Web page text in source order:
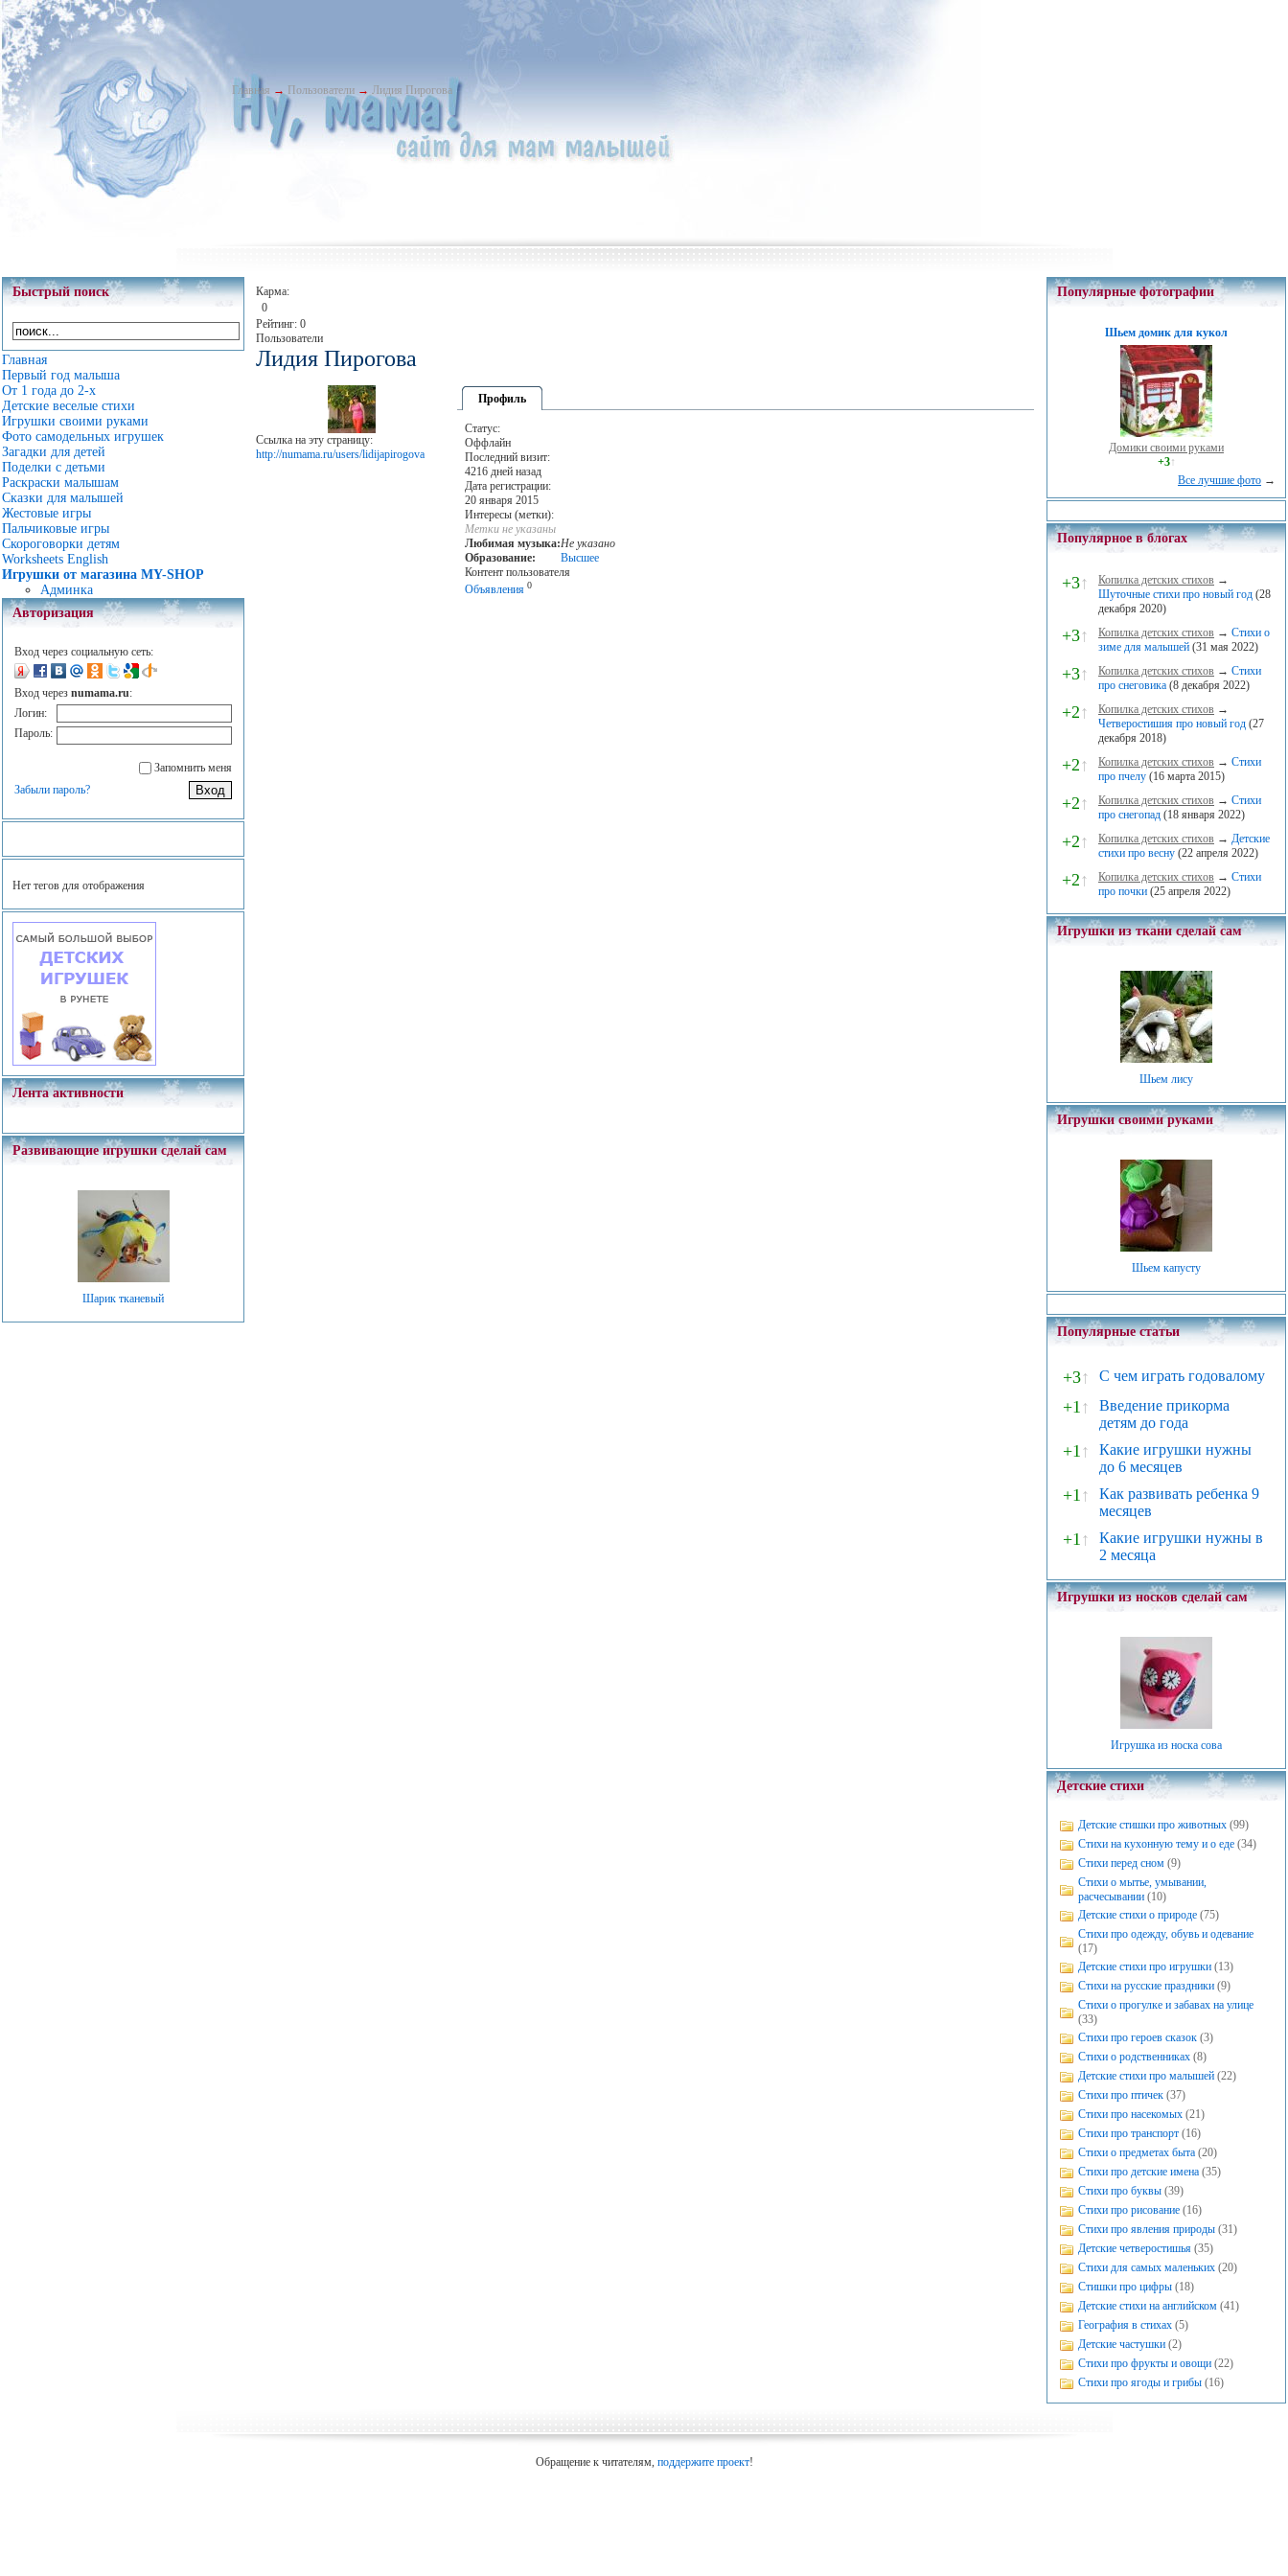
Главная → Пользователи → Лидия Пирогова
Быстрый поиск
Главная
Первый год малыша
От 1 года до 2-х
Детские веселые стихи
Игрушки своими руками
Фото самодельных игрушек
Загадки для детей
Поделки с детьми
Раскраски малышам
Сказки для малышей
Жестовые игры
Пальчиковые игры
Скороговорки детям
Worksheets English
Игрушки от магазина MY-SHOP
Админка
Авторизация
Вход через социальную сеть:
Вход через numama.ru:
Логин:
Пароль:
Запомнить меня
Забыли пароль?
Нет тегов для отображения
Лента активности
Развивающие игрушки сделай сам
Шарик тканевый
Карма:
0
Рейтинг: 0
Пользователи
Лидия Пирогова
Ссылка на эту страницу:
http://numama.ru/users/lidijapirogova
Профиль
Статус:
Оффлайн
Последний визит:
4216 дней назад
Дата регистрации:
20 января 2015
Интересы (метки):
Метки не указаны
Любимая музыка:Не указано
Образование:
Высшее
Контент пользователя
Объявления 0
Популярные фотографии
Шьем домик для кукол
Домики своими руками
+3↑
Все лучшие фото →
Популярное в блогах
+3↑ Копилка детских стихов →
Шуточные стихи про новый год (28
декабря 2020)
+3↑ Копилка детских стихов → Стихи о
зиме для малышей (31 мая 2022)
+3↑ Копилка детских стихов → Стихи
про снеговика (8 декабря 2022)
+2↑ Копилка детских стихов →
Четверостишия про новый год (27
декабря 2018)
+2↑ Копилка детских стихов → Стихи
про пчелу (16 марта 2015)
+2↑ Копилка детских стихов → Стихи
про снегопад (18 января 2022)
+2↑ Копилка детских стихов → Детские
стихи про весну (22 апреля 2022)
+2↑ Копилка детских стихов → Стихи
про почки (25 апреля 2022)
Игрушки из ткани сделай сам
Шьем лису
Игрушки своими руками
Шьем капусту
Популярные статьи
+3↑ С чем играть годовалому
+1↑
Введение прикорма
детям до года
+1↑
Какие игрушки нужны
до 6 месяцев
+1↑
Как развивать ребенка 9
месяцев
+1↑
Какие игрушки нужны в
2 месяца
Игрушки из носков сделай сам
Игрушка из носка сова
Детские стихи
Детские стишки про животных (99)
Стихи на кухонную тему и о еде (34)
Стихи перед сном (9)
Стихи о мытье, умывании,
расчесывании (10)
Детские стихи о природе (75)
Стихи про одежду, обувь и одевание
(17)
Детские стихи про игрушки (13)
Стихи на русские праздники (9)
Стихи о прогулке и забавах на улице
(33)
Стихи про героев сказок (3)
Стихи о родственниках (8)
Детские стихи про малышей (22)
Стихи про птичек (37)
Стихи про насекомых (21)
Стихи про транспорт (16)
Стихи о предметах быта (20)
Стихи про детские имена (35)
Стихи про буквы (39)
Стихи про рисование (16)
Стихи про явления природы (31)
Детские четверостишья (35)
Стихи для самых маленьких (20)
Стишки про цифры (18)
Детские стихи на английском (41)
География в стихах (5)
Детские частушки (2)
Стихи про фрукты и овощи (22)
Стихи про ягоды и грибы (16)
Обращение к читателям, поддержите проект!